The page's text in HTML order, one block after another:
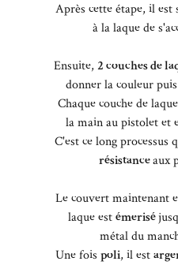
Après cette étape, il est
à la laque de
Ensuite, 2 couches de
donner la couleur puis
Chaque couche de
la main au pistolet et
C'est ce long processus
résistanceaux
Le couvert maintenant
laque estémerisé
métal du
Une fois poli, il est